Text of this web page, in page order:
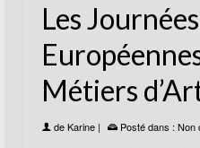
Les Journées
Métiers
deKarine | Posté dans : Non